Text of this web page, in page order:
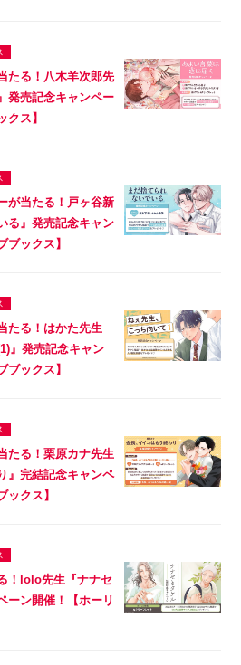
たる！八木羊次郎先
発売記念キャンペー
クス】
が当たる！戸ヶ谷新
る』発売記念キャン
ブックス】
たる！はかた先生
』発売記念キャン
ブックス】
たる！栗原カナ先生
』完結記念キャンペ
ックス】
！lolo先生『ナナセ
ーン開催！【ホーリ